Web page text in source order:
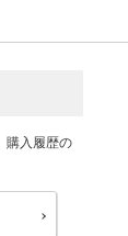
購入履歴の